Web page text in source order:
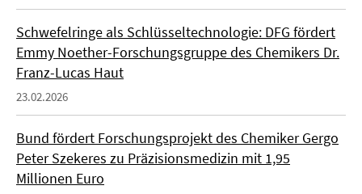
Schwefelringe als Schlüsseltechnologie: DFG fördert
Emmy Noether-Forschungsgruppe des Chemikers Dr.
Franz-Lucas Haut
23.02.2026
Bund fördert Forschungsprojekt des Chemiker Gergo
Peter Szekeres zu Präzisionsmedizin mit 1,95
Millionen Euro